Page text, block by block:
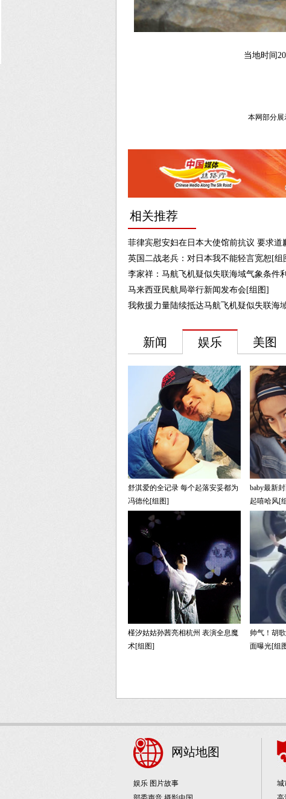
当地时间
本网部分
相关推荐
菲律宾慰安妇在日本大使馆前抗议 要求道
英国二战老兵：对日本我不能轻言宽恕[组
李家祥：马航飞机疑似失联海域气象条件
马来西亚民航局举行新闻发布会[组图]
我救援力量陆续抵达马航飞机疑似失联海